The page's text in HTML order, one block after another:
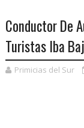
Conductor De
Turistas Iba
Primicias del Sur